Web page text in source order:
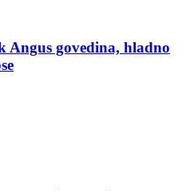
Angus govedina, hladno